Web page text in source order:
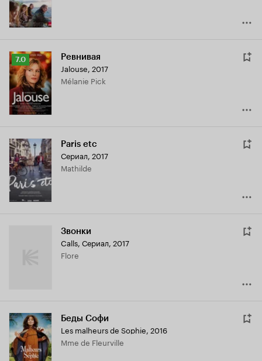
Рейтинг
Кинопоиска
7.0
7.0 Ревнивая
Jalouse, 2017
Mélanie Pick
Paris etc
Сериал, 2017
Mathilde
Звонки
Calls, Сериал, 2017
Flore
Беды Софи
Les malheurs de Sophie, 2016
Mme de Fleurville